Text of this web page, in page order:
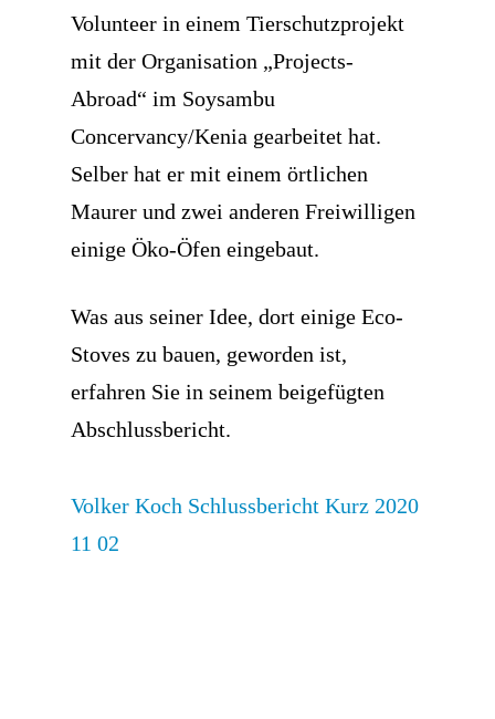
Volunteer in einem Tierschutzprojekt
mit der Organisation „Projects-
Abroad“ im Soysambu
Concervancy/Kenia gearbeitet hat.
Selber hat er mit einem örtlichen
Maurer und zwei anderen Freiwilligen
einige Öko-Öfen eingebaut.
Was aus seiner Idee, dort einige Eco-
Stoves zu bauen, geworden ist,
erfahren Sie in seinem beigefügten
Abschlussbericht.
Volker Koch Schlussbericht Kurz 2020
11 02